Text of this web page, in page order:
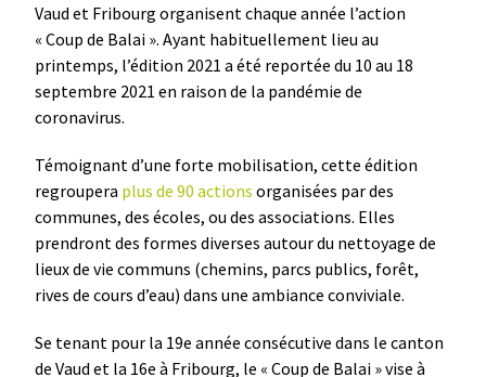
Vaud et Fribourg organisent chaque année l’action
« Coup de Balai ». Ayant habituellement lieu au
printemps, l’édition 2021 a été reportée du 10 au 18
septembre 2021 en raison de la pandémie de
coronavirus.
Témoignant d’une forte mobilisation, cette édition
regroupera plus de 90 actions organisées par des
communes, des écoles, ou des associations. Elles
prendront des formes diverses autour du nettoyage de
lieux de vie communs (chemins, parcs publics, forêt,
rives de cours d’eau) dans une ambiance conviviale.
Se tenant pour la 19e année consécutive dans le canton
de Vaud et la 16e à Fribourg, le « Coup de Balai » vise à